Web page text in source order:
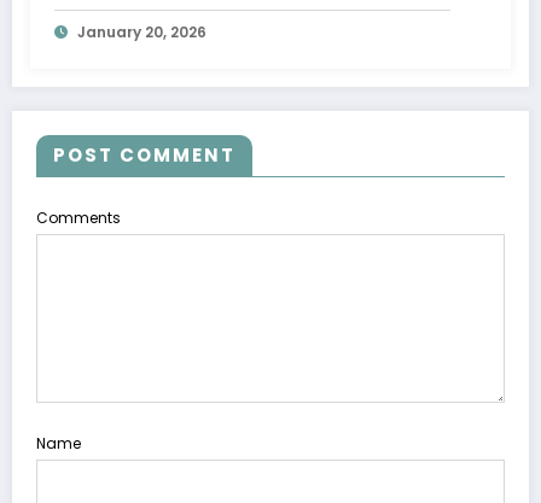
January 20, 2026
POST COMMENT
Comments
Name